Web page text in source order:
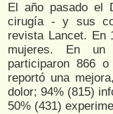
El año pasado el
cirugía - y sus
revista Lancet. En
mujeres. En un
participaron 866
reportó una
dolor; 94% (815)
50% (431)